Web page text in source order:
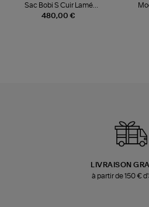
480,00 €
Sac Bobi S Cuir Lamé
Champagne
LIVRAISON
à partir de 150 €